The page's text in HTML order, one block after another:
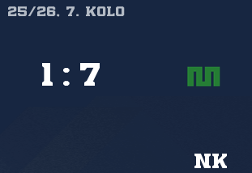
25/26, 7. kolo
NK
1 : 7